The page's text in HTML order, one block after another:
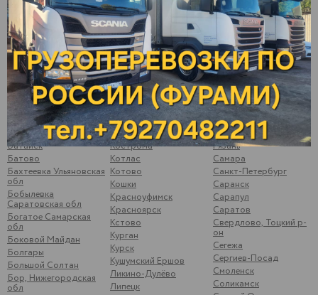
Арзамас
Арск
Арти
Архангельск
Аша
Бавлы
Бакуры
Балаково
Балахна
Балезино
Балтаси
Батайск
Батово
Бахтеевка Ульяновская
обл
Бобылевка
Саратовская обл
Богатое Самарская
обл
Боковой Майдан
Болгары
Большой Солтан
Бор, Нижегородская
обл
Казань
Калининск
Калуга
Камышлов
Катайск
Кемь
Киржач
Киров
Кирово-Чепецк
Ковров
Королев
Кострома
Котлас
Котово
Кошки
Красноуфимск
Красноярск
Кстово
Курган
Курск
Кушумский Ершов
Ликино-Дулёво
Липецк
Подосинки
Подымалово
Покачи
Полевской
Почеп
Починки
Псков
Пугачев
Ромоданово
Рыбинск
Рыбная Слобода
Рязань
Самара
Санкт-Петербург
Саранск
Сарапул
Саратов
Свердлово, Тоцкий р-
он
Сегежа
Сергиев-Посад
Смоленск
Соликамск